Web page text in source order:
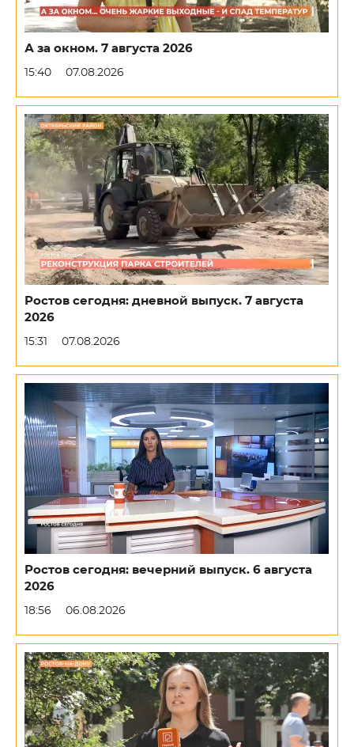
А за окном. 7 августа 2026
15:40 07.08.2026
Ростов сегодня: дневной выпуск. 7 августа
2026
15:31 07.08.2026
Ростов сегодня: вечерний выпуск. 6 августа
2026
18:56 06.08.2026